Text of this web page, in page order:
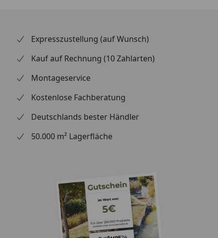
Expresszustellung (auf Wunsch)
Kauf auf Rechnung (10 Zahlarten)
Montageservice
Kostenlose Fachberatung
Deutschlands bester Händler
50.000 m² Lagerfläche